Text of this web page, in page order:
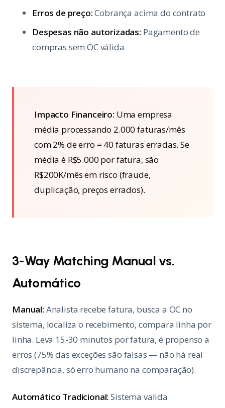
Erros de preço:Cobrança acima do contrato
Despesas não autorizadas: Pagamento de
compras sem OC válida
Impacto Financeiro: Uma empresa
média processando 2.000 faturas/mês
com 2% de erro = 40 faturas erradas. Se
média é R$5.000 por fatura, são
R$200K/mês em risco (fraude,
duplicação, preços errados).
3-Way Matching Manual vs.
Automático
Manual: Analista recebe fatura, busca a OC no
sistema, localiza o recebimento, compara linha por
linha. Leva 15-30 minutos por fatura, é propenso a
erros (75% das exceções são falsas — não há real
discrepância, só erro humano na comparação).
Automático Tradicional: Sistema valida